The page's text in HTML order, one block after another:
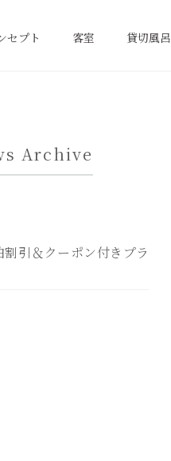
セプト 客室 貸切風呂
Archive
引＆クーポン付きプラ